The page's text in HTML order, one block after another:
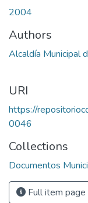
2004
Authors
Alcaldía Municipal
URI
https://
0046
Collections
Documentos
Full item page